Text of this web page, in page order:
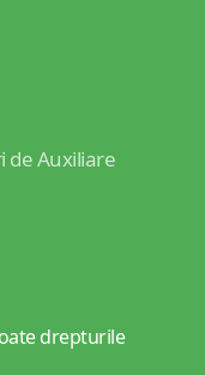
de Auxiliare
drepturile